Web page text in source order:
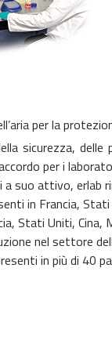
per la
sicurezza,
per i
suo attivo, erlab
in Francia,
Stati Uniti, Cina,
nel settore
in più di 40